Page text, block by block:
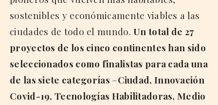
sostenibles y económicamente viables a las
ciudades de todo el mundo.Un total de 27
proyectos de los cinco continentes han sido
seleccionados como finalistas para cada una
de las siete categorías –Ciudad, Innovación
Covid-19, Tecnologías Habilitadoras, Medio